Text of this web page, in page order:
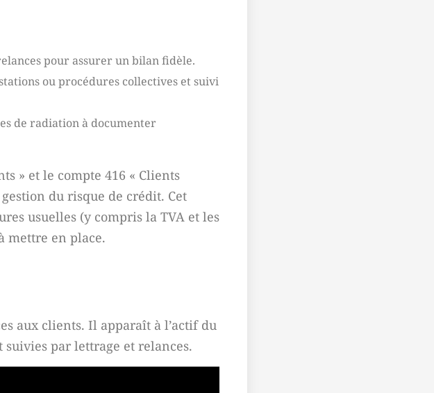
pour assurer un bilan fidèle.
ou procédures collectives et suivi
de radiation à documenter
» et le compte 416 « Clients
du risque de crédit. Cet
usuelles (y compris la TVA et les
mettre en place.
aux clients. Il apparaît à l’actif du
par lettrage et relances.